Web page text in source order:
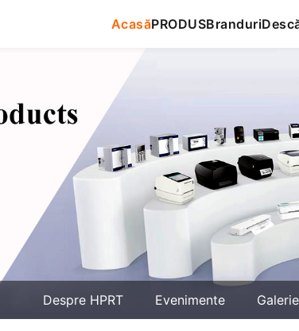
AcasăPRODUSBranduri
Despre HPRT Evenimente Galerie